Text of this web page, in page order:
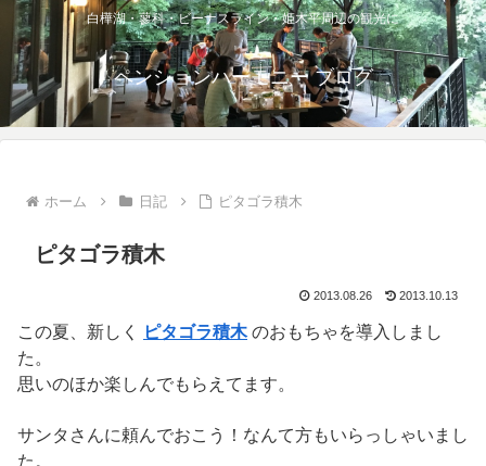
白樺湖・蓼科・ビーナスライン・姫木平周辺の観光に
ペンションハーモニー ブログ
ホーム 日記 ピタゴラ積木
ピタゴラ積木
2013.08.26 2013.10.13
この夏、新しく ピタゴラ積木のおもちゃを導入しまし
た。
思いのほか楽しんでもらえてます。
サンタさんに頼んでおこう！なんて方もいらっしゃいまし
た。